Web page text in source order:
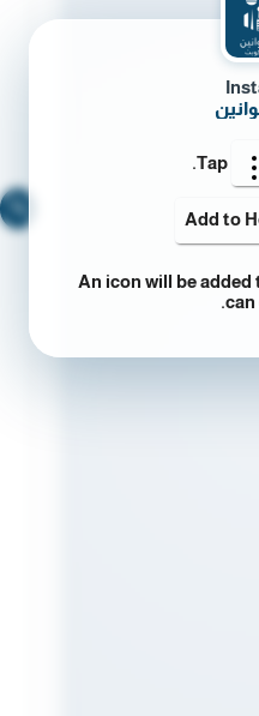
Tap
Add to
An icon will be
can